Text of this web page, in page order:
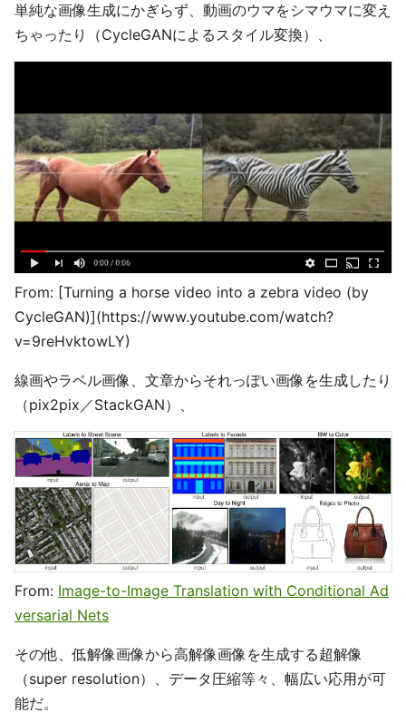
単純な画像生成にかぎらず、動画のウマをシマウマに変え
ちゃったり（CycleGANによるスタイル変換）、
From: [Turning a horse video into a zebra video (by
CycleGAN)](https://www.youtube.com/watch?
v=9reHvktowLY)
線画やラベル画像、文章からそれっぽい画像を生成したり
（pix2pix／StackGAN）、
From: Image-to-Image Translation with Conditional Ad
versarial Nets
その他、低解像画像から高解像画像を生成する超解像
（super resolution）、データ圧縮等々、幅広い応用が可
能だ。